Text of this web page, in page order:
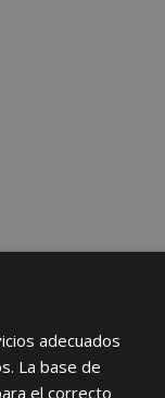
adecuados
La base de
el correcto